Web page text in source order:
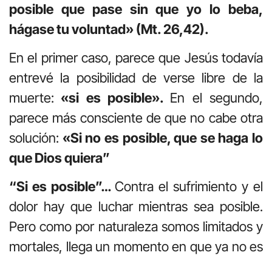
posible que pase sin que yo lo beba,
hágase tu voluntad» (Mt. 26,42).
En el primer caso, parece que Jesús todavía
entrevé la posibilidad de verse libre de la
muerte: «si es posible». En el segundo,
parece más consciente de que no cabe otra
solución: «Si no es posible, que se haga lo
que Dios quiera”
“Si es posible”… Contra el sufrimiento y el
dolor hay que luchar mientras sea posible.
Pero como por naturaleza somos limitados y
mortales, llega un momento en que ya no es